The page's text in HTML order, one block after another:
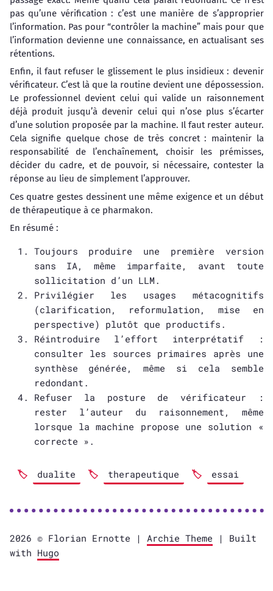
pas qu’une vérification : c’est une manière de s’approprier
l’information. Pas pour “contrôler la machine” mais pour que
l’information devienne une connaissance, en actualisant ses
rétentions.
Enfin, il faut refuser le glissement le plus insidieux : devenir
vérificateur. C’est là que la routine devient une dépossession.
Le professionnel devient celui qui valide un raisonnement
déjà produit jusqu’à devenir celui qui n’ose plus s’écarter
d’une solution proposée par la machine. Il faut rester auteur.
Cela signifie quelque chose de très concret : maintenir la
responsabilité de l’enchaînement, choisir les prémisses,
décider du cadre, et de pouvoir, si nécessaire, contester la
réponse au lieu de simplement l’approuver.
Ces quatre gestes dessinent une même exigence et un début
de thérapeutique à ce pharmakon.
En résumé :
Toujours produire une première version
sans IA, même imparfaite, avant toute
sollicitation d’un LLM.
Privilégier les usages métacognitifs
(clarification, reformulation, mise en
perspective) plutôt que productifs.
Réintroduire l’effort interprétatif :
consulter les sources primaires après une
synthèse générée, même si cela semble
redondant.
Refuser la posture de vérificateur :
rester l’auteur du raisonnement, même
lorsque la machine propose une solution «
correcte ».
dualite therapeutique essai
2026 © Florian Ernotte | Archie Theme | Built
with Hugo